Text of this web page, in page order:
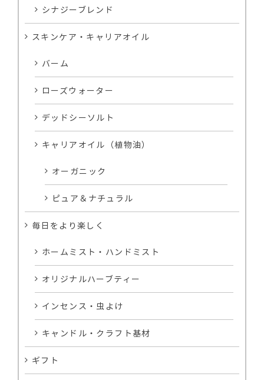
シナジーブレンド
スキンケア・キャリアオイル
バーム
ローズウォーター
デッドシーソルト
キャリアオイル（植物油）
オーガニック
ピュア＆ナチュラル
毎日をより楽しく
ホームミスト・ハンドミスト
オリジナルハーブティー
インセンス・虫よけ
キャンドル・クラフト基材
ギフト